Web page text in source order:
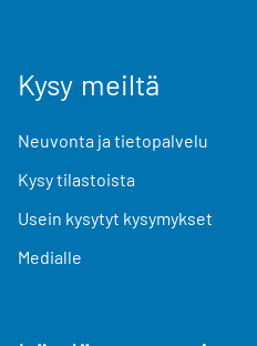
Kysy meiltä
Neuvonta ja tietopalvelu
Kysy tilastoista
Usein kysytyt kysymykset
Medialle